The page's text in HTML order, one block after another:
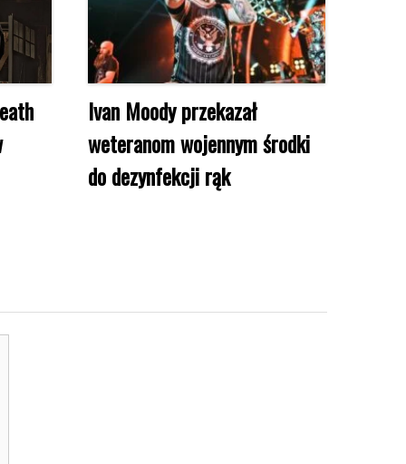
Ivan Moody przekazał
weteranom wojennym środki
do dezynfekcji rąk